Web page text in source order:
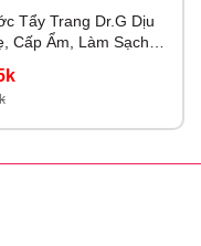
Tẩy Trang Dr.G Dịu
Cấp Ẩm, Làm Sạch